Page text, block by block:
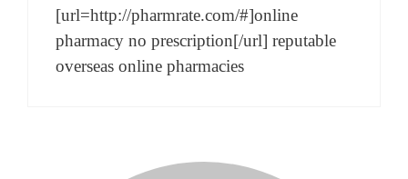
[url=http://pharmrate.com/#]online
pharmacy no prescription[/url] reputable
overseas online pharmacies